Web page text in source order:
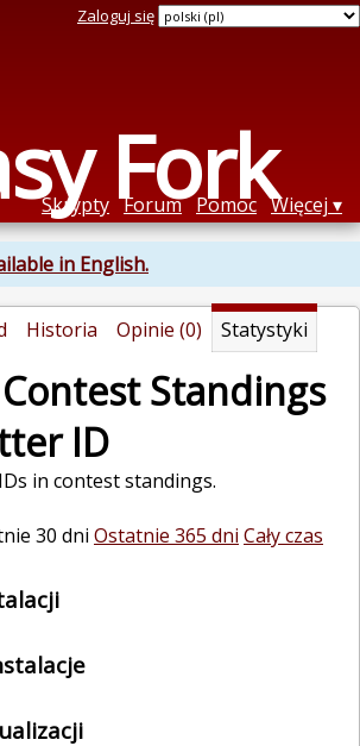
Fork
Zaloguj się
Skrypty Forum Pomoc Więcej
in English.
Historia Opinie (0) Statystyki
Standings
ID
in contest standings.
30 dni Ostatnie 365 dni Cały czas